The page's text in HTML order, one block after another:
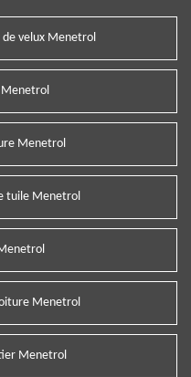
velux Menetrol
Menetrol
Menetrol
tuile Menetrol
Menetrol
Menetrol